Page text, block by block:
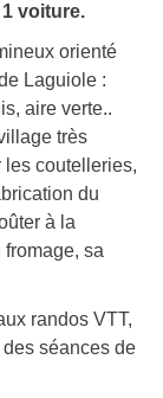
voiture.
orienté
Laguiole :
aire verte..
très
les coutelleries,
du
à la
sa
randos VTT,
séances de